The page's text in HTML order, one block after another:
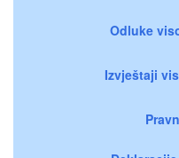
Odluke
Izvještaji